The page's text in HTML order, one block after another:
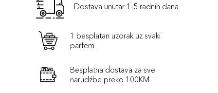
Dostava unutar 1-5 radnih dana
1 besplatan uzorak uz svaki
parfem
Besplatna dostava za sve
narudźbe preko 100KM